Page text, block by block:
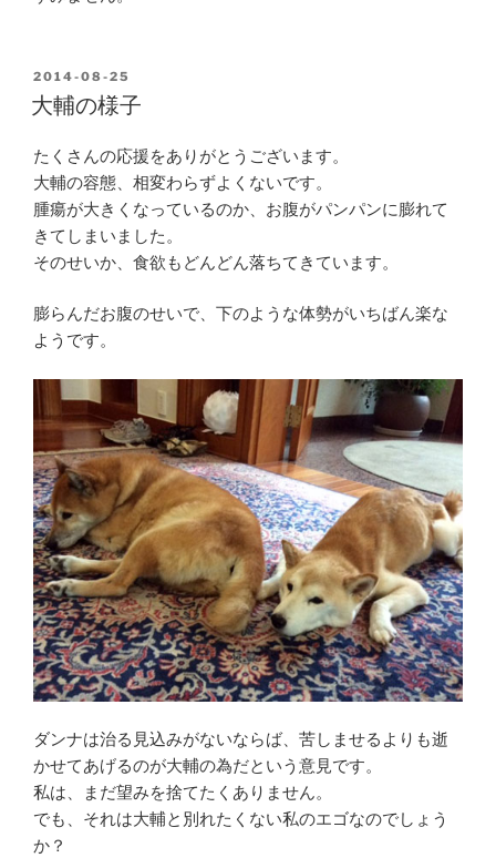
POSTED
ON
2014-08-25
大輔の様子
たくさんの応援をありがとうございます。
大輔の容態、相変わらずよくないです。
腫瘍が大きくなっているのか、お腹がパンパンに膨れて
きてしまいました。
そのせいか、食欲もどんどん落ちてきています。
膨らんだお腹のせいで、下のような体勢がいちばん楽な
ようです。
ダンナは治る見込みがないならば、苦しませるよりも逝
かせてあげるのが大輔の為だという意見です。
私は、まだ望みを捨てたくありません。
でも、それは大輔と別れたくない私のエゴなのでしょう
か？